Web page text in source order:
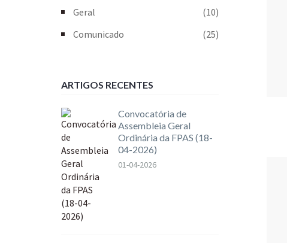
Geral
(10)
Comunicado
(25)
ARTIGOS RECENTES
Convocatória de
Assembleia Geral
Ordinária da FPAS (18-
04-2026)
01-04-2026